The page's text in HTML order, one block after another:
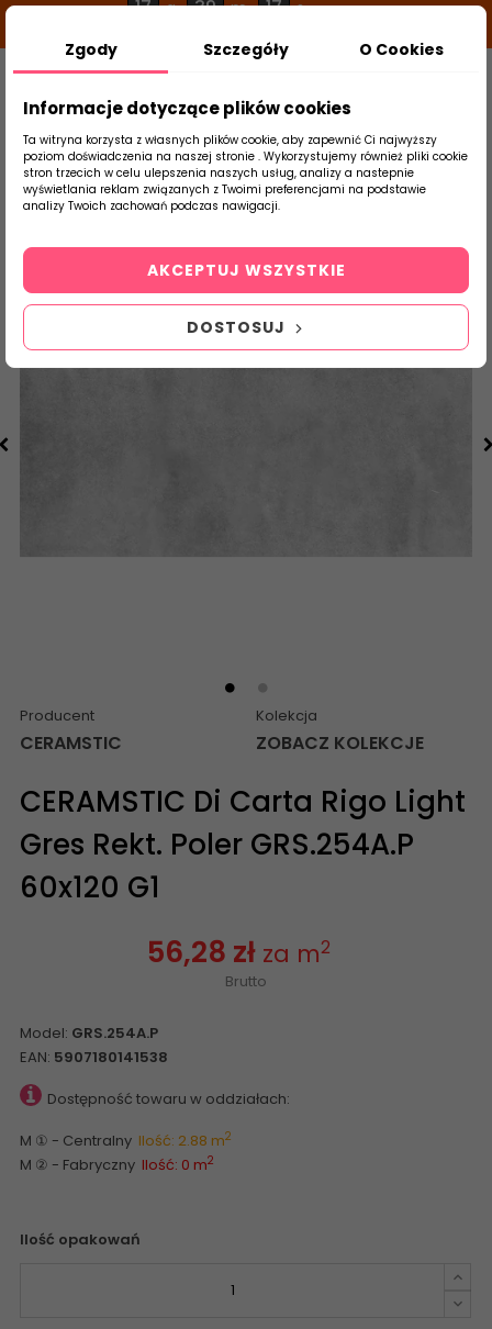
17 g 39 m 16 s
Szukaj
produktu
Strona Główna Salon / Taras
Producent
CERAMSTIC
Kolekcja
ZOBACZ KOLEKCJE
CERAMSTIC Di Carta Rigo Light
Gres Rekt. Poler GRS.254A.P
60x120 G1
56,28 zł za m2
Brutto
Model: GRS.254A.P
EAN: 5907180141538
Dostępność towaru w oddziałach:
M ① - Centralny Ilość: 2.88 m2
M ② - Fabryczny Ilość: 0 m2
Ilość opakowań
Zgody Szczegóły O Cookies
Informacje dotyczące plików cookies
Ta witryna korzysta z własnych plików cookie, aby zapewnić Ci najwyższy
poziom doświadczenia na naszej stronie . Wykorzystujemy również pliki cookie
stron trzecich w celu ulepszenia naszych usług, analizy a nastepnie
wyświetlania reklam związanych z Twoimi preferencjami na podstawie
analizy Twoich zachowań podczas nawigacji.
DOSTOSUJ
AKCEPTUJ WSZYSTKIE